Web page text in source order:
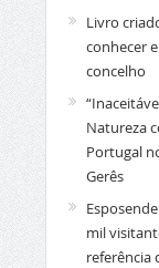
Livro
conhecer
concelho
Natureza
Portugal
Gerês
mil
referência